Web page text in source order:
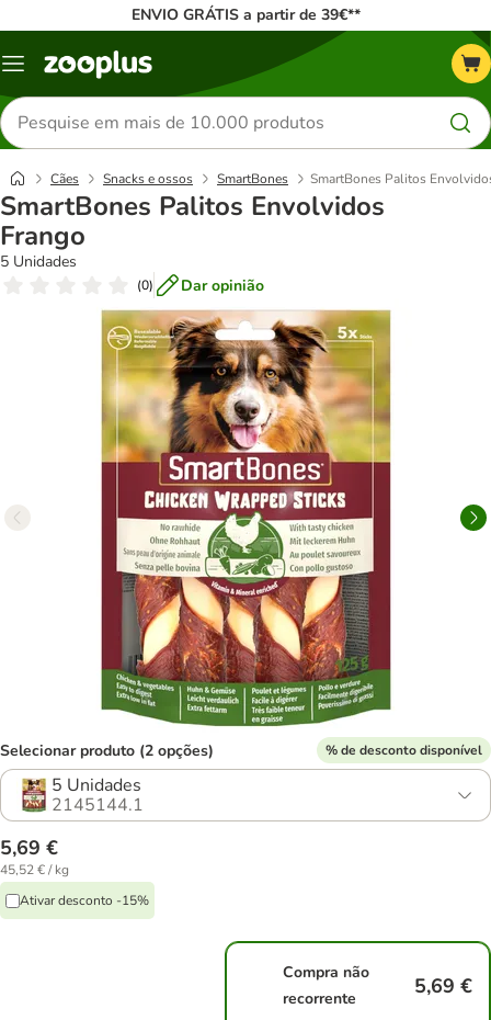
ENVIO GRÁTIS a partir de 39€**
Menu
Pesquisar
produtos
Cães Snacks e ossos SmartBones SmartBones Palitos
SmartBones Palitos Envolvidos
Frango
5 Unidades
(0) Dar opinião
Selecionar produto (2 opções) % de desconto disponível
5 Unidades
2145144.1
5,69 €
45,52 € / kg
Ativar desconto -15%
Compra não
recorrente
5,69 €